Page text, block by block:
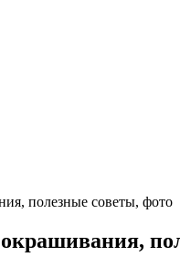
полезные советы, фото